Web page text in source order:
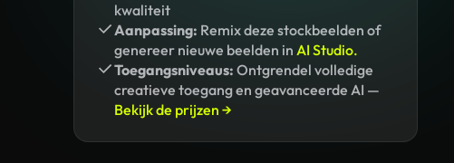
kwaliteit
Aanpassing: Remix deze stockbeelden of
genereer nieuwe beelden in AI Studio.
Toegangsniveaus: Ontgrendel volledige
creatieve toegang en geavanceerde AI —
Bekijk de prijzen →